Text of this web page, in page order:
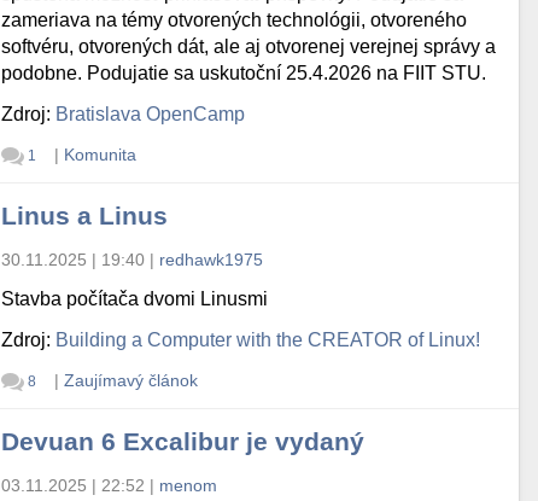
zameriava na témy otvorených technológii, otvoreného
softvéru, otvorených dát, ale aj otvorenej verejnej správy a
podobne. Podujatie sa uskutoční 25.4.2026 na FIIT STU.
Zdroj: Bratislava OpenCamp
1 | Komunita
Linus a Linus
30.11.2025 | 19:40 | redhawk1975
Stavba počítača dvomi Linusmi
Zdroj: Building a Computer with the CREATOR of Linux!
8 | Zaujímavý článok
Devuan 6 Excalibur je vydaný
03.11.2025 | 22:52 | menom